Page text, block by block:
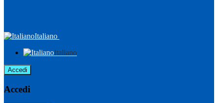
Italiano
Italiano
Accedi
Accedi